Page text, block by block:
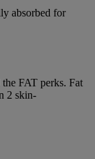
absorbed for
FAT perks. Fat
2 skin-